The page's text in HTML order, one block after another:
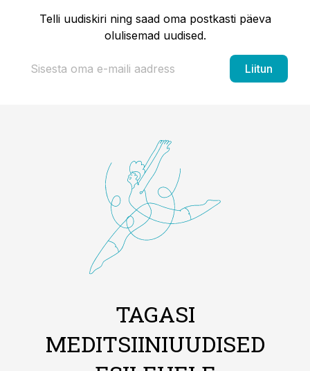
Telli uudiskiri ning saad oma postkasti päeva
olulisemad uudised.
Liitun
TAGASI
MEDITSIINIUUDISED